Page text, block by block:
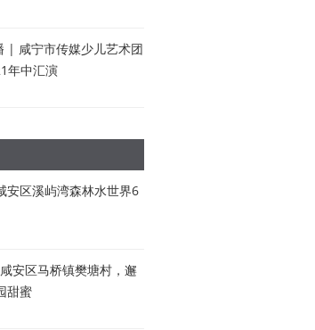
| 咸宁市传媒少儿艺术团
年中汇演
安区溪屿湾森林水世界6
咸安区马桥镇樊塘村，邂
甜蜜